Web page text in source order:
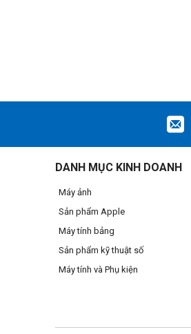
DANH MỤC KINH DOANH
Máy ảnh
Sản phẩm Apple
Máy tính bảng
Sản phẩm kỹ thuật số
Máy tính và Phụ kiện